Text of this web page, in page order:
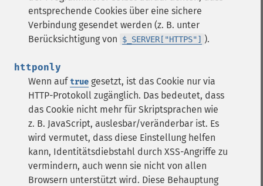
entsprechende Cookies über eine sichere
Verbindung gesendet werden (z. B. unter
Berücksichtigung von
$_SERVER["HTTPS"] ).
httponly
Wenn auftrue gesetzt, ist das Cookie nur via
HTTP-Protokoll zugänglich. Das bedeutet, dass
das Cookie nicht mehr für Skriptsprachen wie
z. B. JavaScript, auslesbar/veränderbar ist. Es
wird vermutet, dass diese Einstellung helfen
kann, Identitätsdiebstahl durch XSS-Angriffe zu
vermindern, auch wenn sie nicht von allen
Browsern unterstützt wird. Diese Behauptung